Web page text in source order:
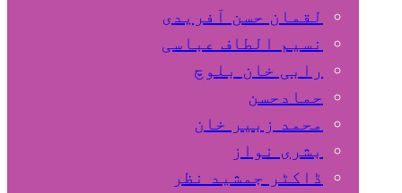
لقمان حسن آفریدی
نسیم الطاف عباسی
رابی خان بلوچ
حمادحسن
محمد زبیر خان
بشری نواز
ڈاکٹر جمشید نظر